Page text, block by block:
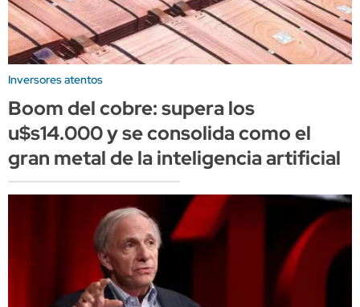
Inversores atentos
Boom del cobre: supera los
u$s14.000 y se consolida como el
gran metal de la inteligencia artificial